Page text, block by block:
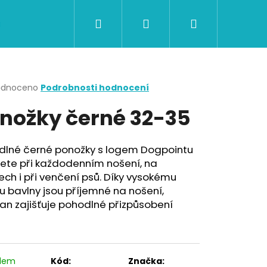
CERTIFIKÁTY A POUKAZY BAZAR
Přihlášení
Podrobnosti hodnocení
černé 32-35
černé ponožky s logem Dogpointu
při každodenním nošení, na
i při venčení psů. Díky vysokému
bavlny jsou příjemné na nošení,
zajišťuje pohodlné přizpůsobení
Kód:
Značka: